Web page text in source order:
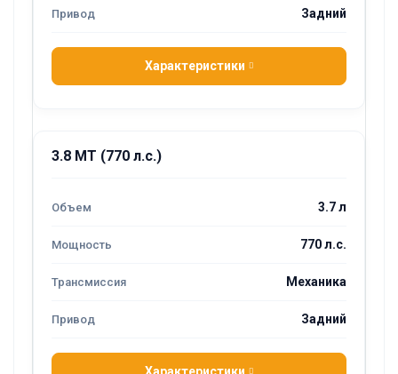
Задний
Характеристики
3.8 MT (770 л.с.)
3.7 л
770 л.с.
Механика
Задний